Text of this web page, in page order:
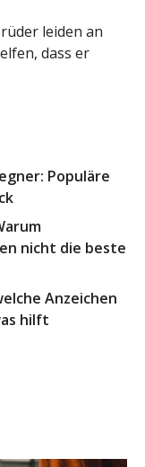
leiden an
dass er
Populäre
nicht die beste
Anzeichen
hilft